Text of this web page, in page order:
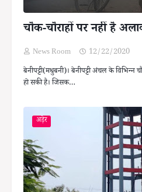
चौक-चौराहों पर नहीं है
News Room
12/22/2020
बेनीपट्टी(मधुबनी)। बेनीपट्टी अंचल के विभिन्न
हो सकी है। जिसक…
अड़ेर